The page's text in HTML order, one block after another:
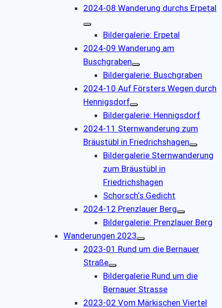
2024-08 Wanderung durchs Erpetal
Bildergalerie: Erpetal
2024-09 Wanderung am
Buschgraben
Bildergalerie: Buschgraben
2024-10 Auf Försters Wegen durch
Hennigsdorf
Bildergalerie: Hennigsdorf
2024-11 Sternwanderung zum
Bräustübl in Friedrichshagen
Bildergalerie Sternwanderung
zum Bräustübl in
Friedrichshagen
Schorsch‘s Gedicht
2024-12 Prenzlauer Berg
Bildergalerie: Prenzlauer Berg
Wanderungen 2023
2023-01 Rund um die Bernauer
Straße
Bildergalerie Rund um die
Bernauer Strasse
2023-02 Vom Märkischen Viertel